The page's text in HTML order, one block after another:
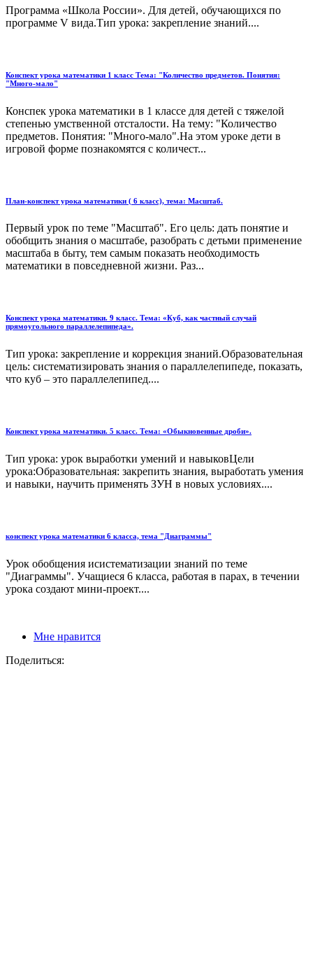
Программа «Школа России». Для детей, обучающихся по
программе V вида.Тип урока: закрепление знаний....
Конспект урока математики 1 класс Тема: "Количество предметов. Понятия:
"Много-мало"
Конспек урока математики в 1 классе для детей с тяжелой
степенью умственной отсталости. На тему: "Количество
предметов. Понятия: "Много-мало".На этом уроке дети в
игровой форме познакомятся с количест...
План-конспект урока математики ( 6 класс), тема: Масштаб.
Первый урок по теме "Масштаб". Его цель: дать понятие и
обобщить знания о масштабе, разобрать с детьми применение
масштаба в быту, тем самым показать необходимость
математики в повседневной жизни. Раз...
Конспект урока математики. 9 класс. Тема: «Куб, как частный случай
прямоугольного параллелепипеда».
Тип урока: закрепление и коррекция знаний.Образовательная
цель: систематизировать знания о параллелепипеде, показать,
что куб – это параллелепипед....
Конспект урока математики. 5 класс. Тема: «Обыкновенные дроби».
Тип урока: урок выработки умений и навыковЦели
урока:Образовательная: закрепить знания, выработать умения
и навыки, научить применять ЗУН в новых условиях....
конспект урока математики 6 класса, тема "Диаграммы"
Урок обобщения исистематизации знаний по теме
"Диаграммы". Учащиеся 6 класса, работая в парах, в течении
урока создают мини-проект....
Мне нравится
Поделиться: